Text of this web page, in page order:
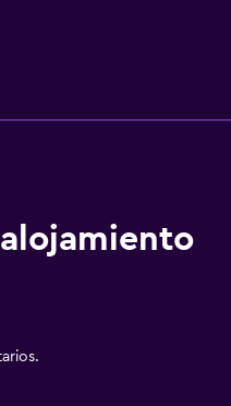
están equipados con
gracias a nuestro